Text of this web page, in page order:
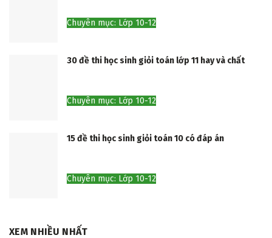
Chuyên mục: Lớp 10-12
30 đề thi học sinh giỏi toán lớp 11 hay và chất
Chuyên mục: Lớp 10-12
15 đề thi học sinh giỏi toán 10 có đáp án
Chuyên mục: Lớp 10-12
XEM NHIỀU NHẤT